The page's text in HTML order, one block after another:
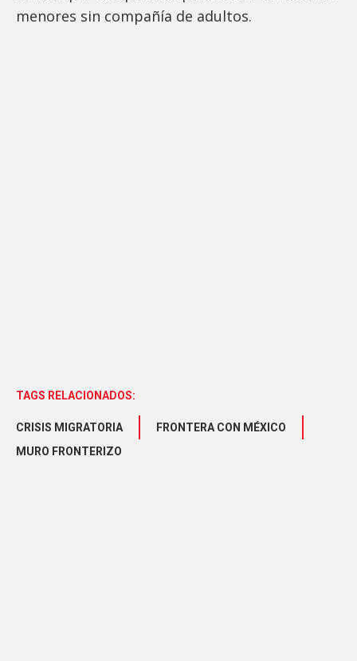
menores sin compañía de adultos.
TAGS RELACIONADOS:
CRISIS MIGRATORIA
FRONTERA CON MÉXICO
MURO FRONTERIZO